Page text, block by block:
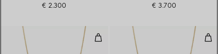
€ 2.300 € 3.700
Diamonds by the Yard®